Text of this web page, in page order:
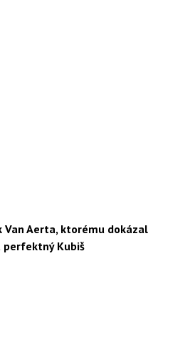
Aerta, ktorému dokázal
perfektný Kubiš